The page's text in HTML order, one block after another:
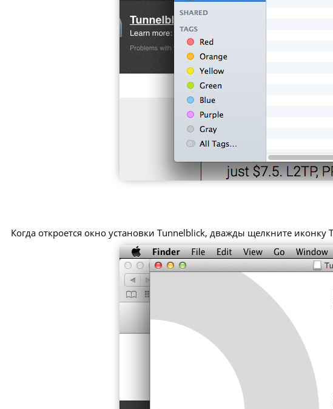
Когда откроется окно установки Tunnelblick, дважды щелкните иконку